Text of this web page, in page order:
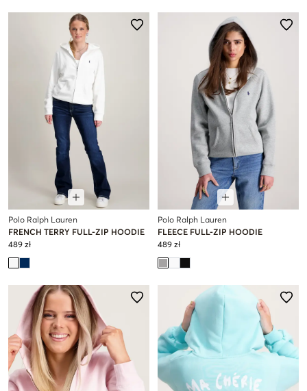
Polo Ralph Lauren
FRENCH TERRY FULL-ZIP HOODIE
489 zł
Polo Ralph Lauren
FLEECE FULL-ZIP HOODIE
489 zł